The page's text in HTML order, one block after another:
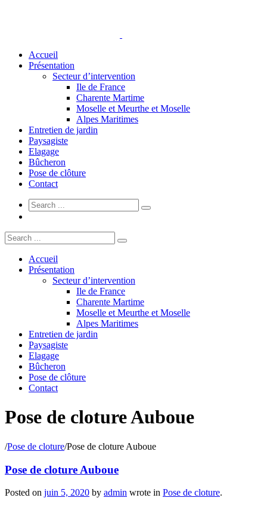
Accueil
Présentation
Secteur d’intervention
Ile de France
Charente Martime
Moselle et Meurthe et Moselle
Alpes Maritimes
Entretien de jardin
Paysagiste
Elagage
Bûcheron
Pose de clôture
Contact
Accueil
Présentation
Secteur d’intervention
Ile de France
Charente Martime
Moselle et Meurthe et Moselle
Alpes Maritimes
Entretien de jardin
Paysagiste
Elagage
Bûcheron
Pose de clôture
Contact
Pose de cloture Auboue
/Pose de cloture/Pose de cloture Auboue
Pose de cloture Auboue
Posted on juin 5, 2020 by admin wrote in Pose de cloture.